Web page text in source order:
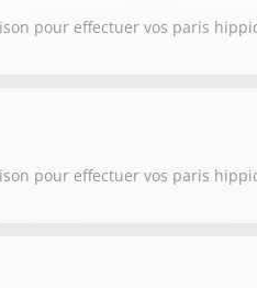
pour effectuer vos paris
pour effectuer vos paris